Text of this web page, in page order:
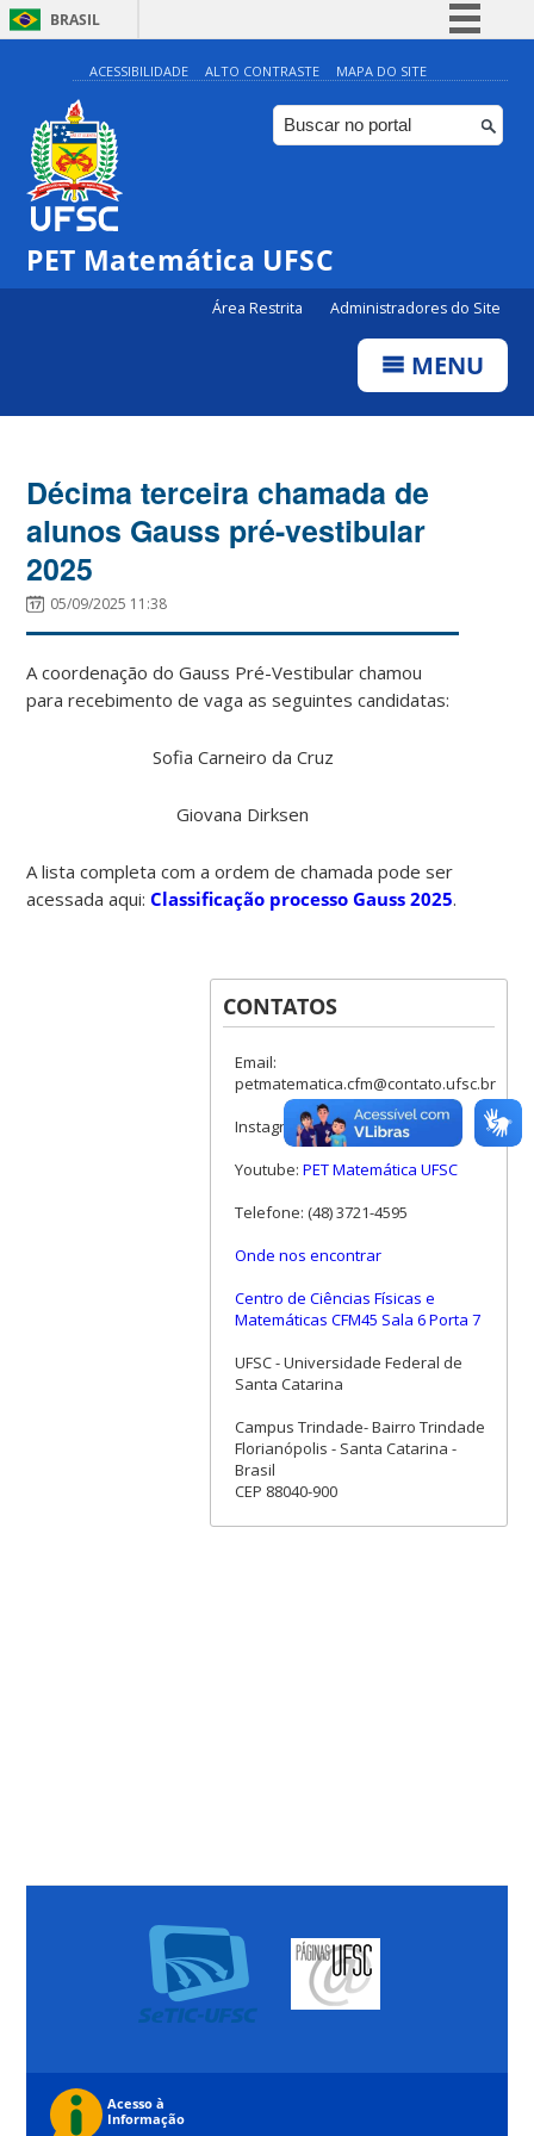
BRASIL
Simplifique!
Comunica BR
Participe
ACESSIBILIDADE ALTO CONTRASTE MAPA DO SITE
PET Matemática UFSC
Área Restrita Administradores do Site
MENU
Décima terceira chamada de
alunos Gauss pré-vestibular
2025
05/09/2025 11:38
A coordenação do Gauss Pré-Vestibular chamou
para recebimento de vaga as seguintes candidatas:
Sofia Carneiro da Cruz
Giovana Dirksen
A lista completa com a ordem de chamada pode ser
acessada aqui:Classificação processo Gauss 2025.
CONTATOS
Email:
petmatematica.cfm@contato.ufsc.br
Instagram:@pet.mtm.ufsc
Youtube: PET Matemática UFSC
Telefone: (48) 3721-4595
Onde nos encontrar
Centro de Ciências Físicas e
Matemáticas CFM45 Sala 6 Porta 7
UFSC - Universidade Federal de
Santa Catarina
Campus Trindade- Bairro Trindade
Florianópolis - Santa Catarina -
Brasil
CEP 88040-900